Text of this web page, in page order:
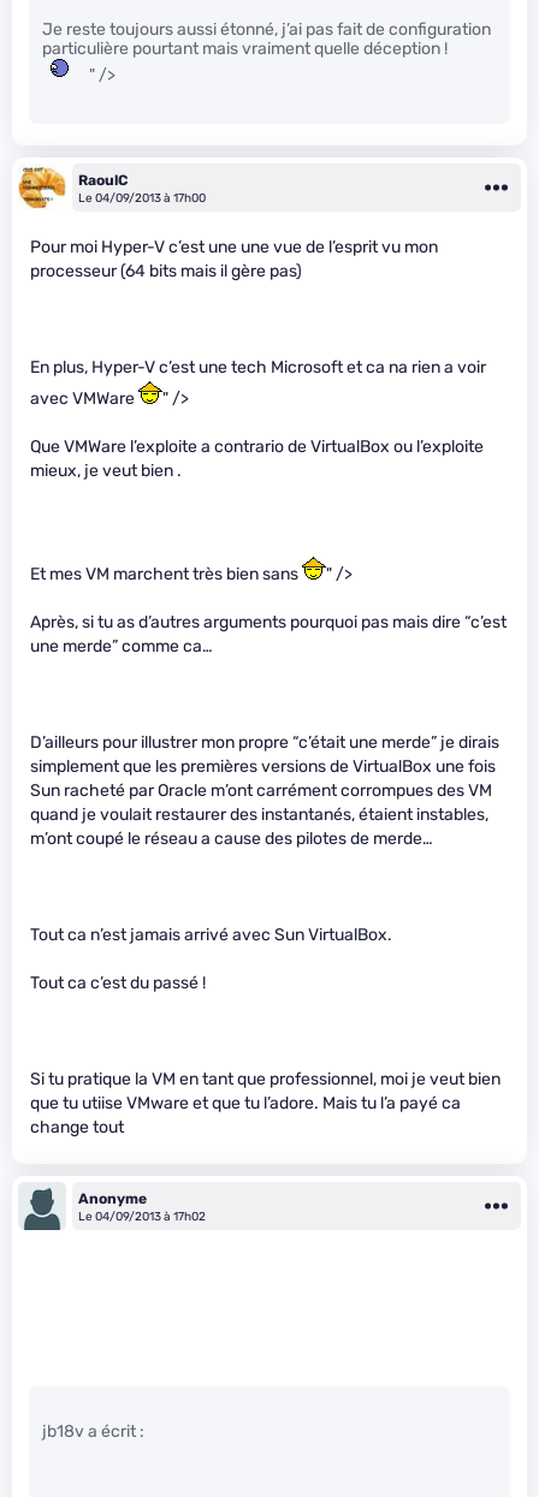
Je reste toujours aussi étonné, j’ai pas fait de configuration
particulière pourtant mais vraiment quelle déception !
" />
RaoulC
Le 04/09/2013 à 17h00
Pour moi Hyper-V c’est une une vue de l’esprit vu mon
processeur (64 bits mais il gère pas)
En plus, Hyper-V c’est une tech Microsoft et ca na rien a voir
avec VMWare
" />
Que VMWare l’exploite a contrario de VirtualBox ou l’exploite
mieux, je veut bien .
Et mes VM marchent très bien sans " />
Après, si tu as d’autres arguments pourquoi pas mais dire “c’est
une merde” comme ca…
D’ailleurs pour illustrer mon propre “c’était une merde” je dirais
simplement que les premières versions de VirtualBox une fois
Sun racheté par Oracle m’ont carrément corrompues des VM
quand je voulait restaurer des instantanés, étaient instables,
m’ont coupé le réseau a cause des pilotes de merde…
Tout ca n’est jamais arrivé avec Sun VirtualBox.
Tout ca c’est du passé !
Si tu pratique la VM en tant que professionnel, moi je veut bien
que tu utiise VMware et que tu l’adore. Mais tu l’a payé ca
change tout
Anonyme
Le 04/09/2013 à 17h02
jb18v a écrit :